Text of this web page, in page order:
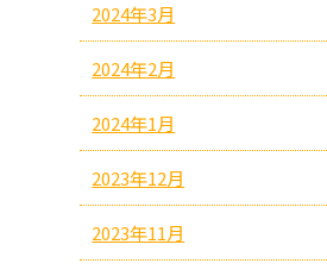
2024年3月
2024年2月
2024年1月
2023年12月
2023年11月